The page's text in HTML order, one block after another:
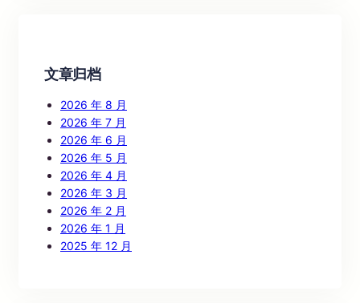
文章归档
2026 年 8 月
2026 年 7 月
2026 年 6 月
2026 年 5 月
2026 年 4 月
2026 年 3 月
2026 年 2 月
2026 年 1 月
2025 年 12 月